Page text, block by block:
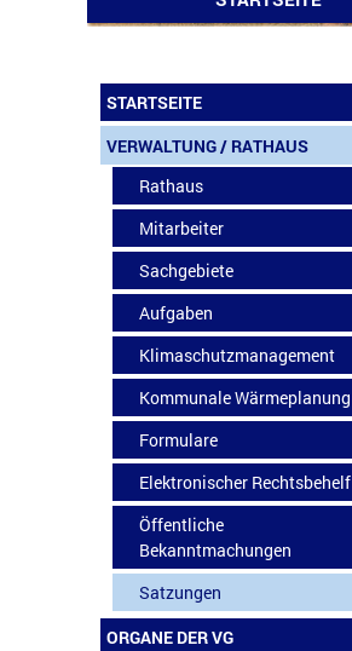
STARTSEITE
VERWALTUNG / RATHAUS
Rathaus
Mitarbeiter
Sachgebiete
Aufgaben
Klimaschutzmanagement
Kommunale Wärmeplanung
Formulare
Elektronischer Rechtsbehelf
Öffentliche
Bekanntmachungen
Satzungen
ORGANE DER VG